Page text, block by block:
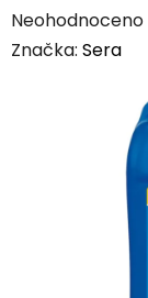
Průměrné
hodnocení
Neohodnoceno
Značka: Sera